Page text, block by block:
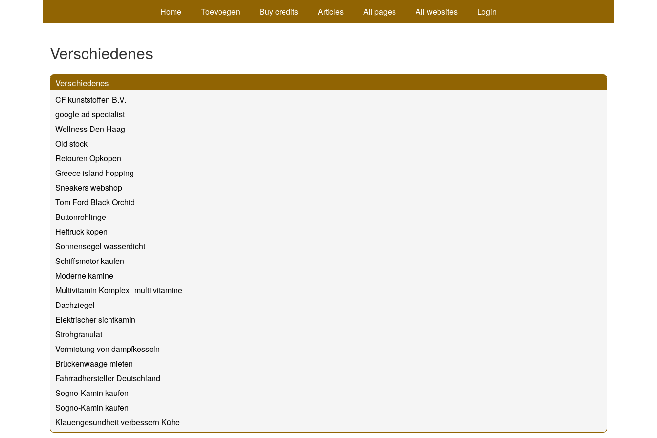
Home Toevoegen Buy credits Articles All pages All websites Login
Verschiedenes
Verschiedenes
CF kunststoffen B.V.
google ad specialist
Wellness Den Haag
Old stock
Retouren Opkopen
Greece island hopping
Sneakers webshop
Tom Ford Black Orchid
Buttonrohlinge
Heftruck kopen
Sonnensegel wasserdicht
Schiffsmotor kaufen
Moderne kamine
Multivitamin Komplex multi vitamine
Dachziegel
Elektrischer sichtkamin
Strohgranulat
Vermietung von dampfkesseln
Brückenwaage mieten
Fahrradhersteller Deutschland
Sogno-Kamin kaufen
Sogno-Kamin kaufen
Klauengesundheit verbessern Kühe